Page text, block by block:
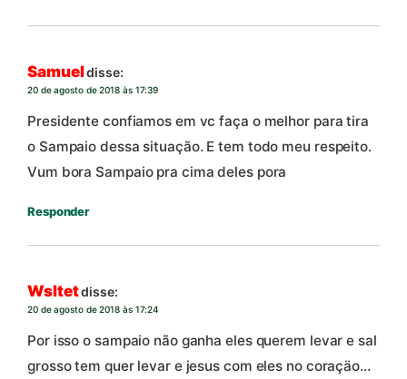
Samueldisse:
20 de agosto de 2018 às 17:39
Presidente confiamos em vc faça o melhor para tira
o Sampaio dessa situação. E tem todo meu respeito.
Vum bora Sampaio pra cima deles pora
Responder
Wsltetdisse:
20 de agosto de 2018 às 17:24
Por isso o sampaio não ganha eles querem levar e sal
grosso tem quer levar e jesus com eles no coraçäo…